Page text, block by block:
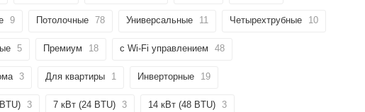
9 Потолочные 78 Универсальные 11 Четырехтрубные 10
5 Премиум 18 с Wi-Fi управлением 48
3 Для квартиры 1 Инверторные 19
3 7 кВт (24 BTU) 3 14 кВт (48 BTU) 3